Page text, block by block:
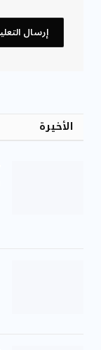
الأخيرة